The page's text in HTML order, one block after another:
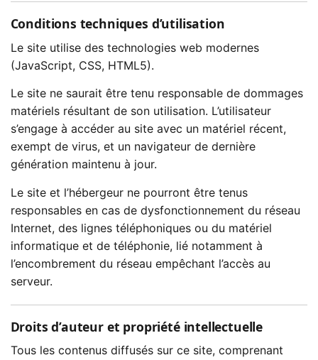
Conditions techniques d’utilisation
Le site utilise des technologies web modernes
(JavaScript, CSS, HTML5).
Le site ne saurait être tenu responsable de dommages
matériels résultant de son utilisation. L’utilisateur
s’engage à accéder au site avec un matériel récent,
exempt de virus, et un navigateur de dernière
génération maintenu à jour.
Le site et l’hébergeur ne pourront être tenus
responsables en cas de dysfonctionnement du réseau
Internet, des lignes téléphoniques ou du matériel
informatique et de téléphonie, lié notamment à
l’encombrement du réseau empêchant l’accès au
serveur.
Droits d’auteur et propriété intellectuelle
Tous les contenus diffusés sur ce site, comprenant